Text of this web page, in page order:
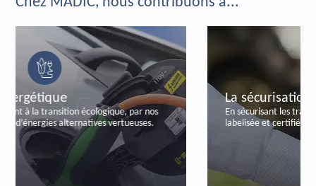
La sécurisation bancaire
En sécurisant les transactions bancaires, par notre offre
labelisée et certifiée de paiements autonomes.